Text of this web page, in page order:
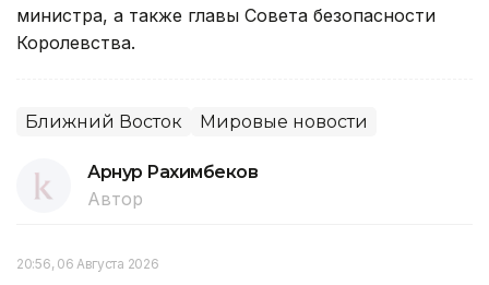
министра, а также главы Совета безопасности
Королевства.
Ближний Восток Мировые новости
Арнур Рахимбеков
Автор
20:56, 06 Августа 2026